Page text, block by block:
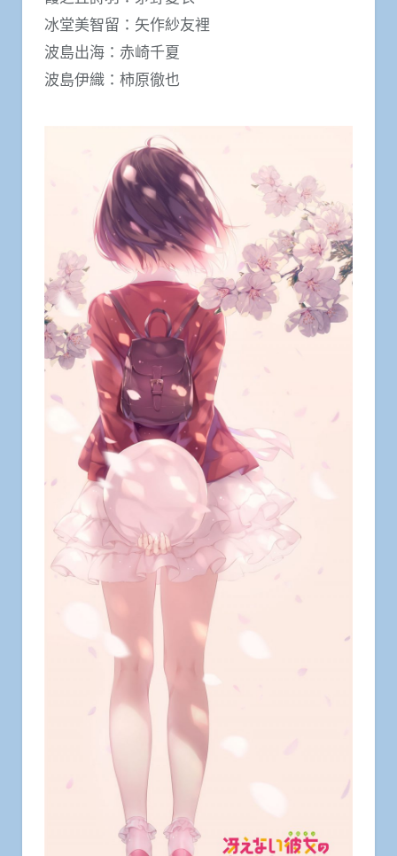
冰堂美智留：矢作紗友裡
波島出海：赤崎千夏
波島伊織：柿原徹也